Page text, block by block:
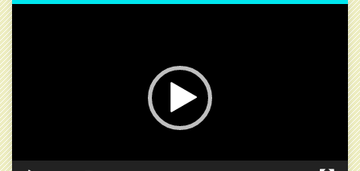
動
画
プ
レ
ー
ヤ
ー